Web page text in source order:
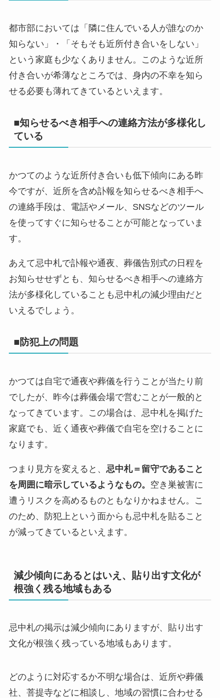
都市部においては「隣に住んでいる人が誰なのか
知らない」・「そもそも近所付き合いをしない」
という家庭も少なくありません。このような近所
付き合いが希薄なところでは、身内の不幸を知ら
せる必要も薄れてきているといえます。
■知らせるべき相手への連絡方法が多様化し
ている
かつてのような近所付き合いも低下傾向にある昨
今ですが、近所を含め訃報を知らせるべき相手へ
の連絡手段は、電話やメール、SNSなどのツール
を使ってすぐに知らせることが可能となっていま
す。
あえて忌中札で訃報や通夜、葬儀告別式の日程を
お知らせせずとも、知らせるべき相手への連絡方
法が多様化していることも忌中札の減少理由だと
いえるでしょう。
■防犯上の問題
かつては自宅で通夜や葬儀を行うことが当たり前
でしたが、昨今は葬儀会場で営むことが一般的と
なってきています。この場合は、忌中札を掲げた
家庭でも、近く通夜や葬儀で自宅を空けることに
なります。
つまり見方を変えると、 忌中札＝留守であること
を周囲に暗示しているようなもの。 空き巣被害に
遭うリスクを高めるものともなりかねません。こ
のため、防犯上という面からも忌中札を貼ること
が減ってきているといえます。
減少傾向にあるとはいえ、貼り出す文化が
根強く残る地域もある
忌中札の掲示は減少傾向にありますが、貼り出す
文化が根強く残っている地域もあります。
どのように対応するか不明な場合は、近所や葬儀
社、菩提寺などに相談し、地域の習慣に合わせる